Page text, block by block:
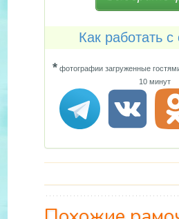
Как работать
*фотографии загруженные
10 минут